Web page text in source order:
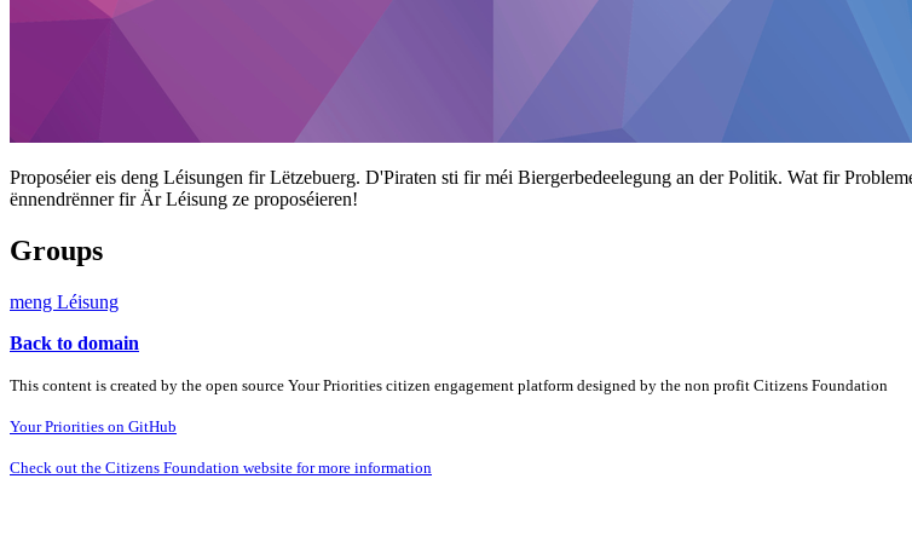
Proposéier eis deng Léisungen fir Lëtzebuerg. D'Piraten sti fir méi Biergerbedeelegung an der Politik. Wat fir
ënnendrënner fir Är Léisung ze proposéieren!
Groups
meng Léisung
Back to domain
This content is created by the open source Your Priorities citizen engagement platform designed by the non profit Citizens Foundation
Your Priorities on GitHub
Check out the Citizens Foundation website for more information